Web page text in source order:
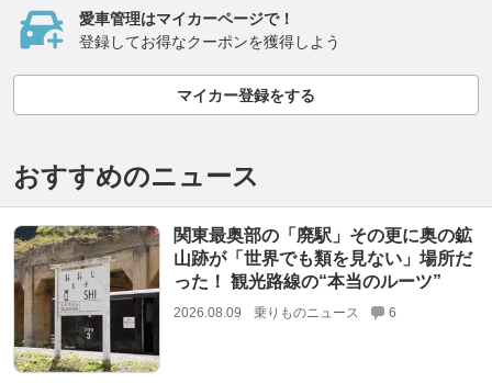
愛車管理はマイカーページで！
登録してお得なクーポンを獲得しよう
マイカー登録をする
おすすめのニュース
関東最奥部の「廃駅」その更に奥の鉱
山跡が「世界でも類を見ない」場所だ
った！ 観光路線の“本当のルーツ”
2026.08.09 乗りものニュース 6